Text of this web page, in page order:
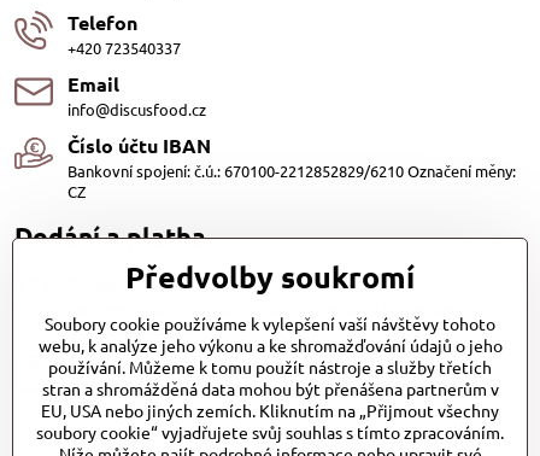
Telefon
+420 723540337
Email
info@discusfood.cz
Číslo účtu IBAN
Bankovní spojení: č.ú.: 670100-2212852829/6210 Označení měny:
CZ
Dodání a platba
Dodání
s.r.o. a Zásilkovna
Platby
Dobírkou (25,- Kč)
Bankovním převodem (zdarma)
Platba kartou (Zdarma)PayPal (Zdarma)
Při převzetí hotově nebo kartou (Zdarma)
Předvolby soukromí
Soubory cookie používáme k vylepšení vaší návštěvy tohoto
webu, k analýze jeho výkonu a ke shromažďování údajů o jeho
používání. Můžeme k tomu použít nástroje a služby třetích
stran a shromážděná data mohou být přenášena partnerům v
EU, USA nebo jiných zemích. Kliknutím na „Přijmout všechny
soubory cookie“ vyjadřujete svůj souhlas s tímto zpracováním.